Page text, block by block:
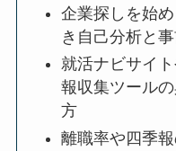
企業探しを始
き自己分析と
就活ナビサイ
報収集ツール
方
離職率や四季